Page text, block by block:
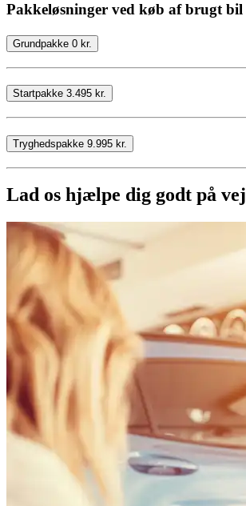
Pakkeløsninger ved køb af brugt bil
Grundpakke 0 kr.
Startpakke 3.495 kr.
Tryghedspakke 9.995 kr.
Lad os hjælpe dig godt på vej